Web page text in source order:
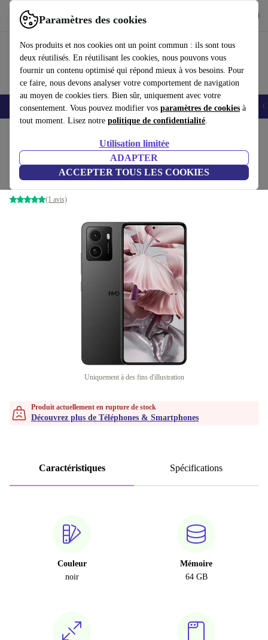
Paramètres des cookies
Nos produits et nos cookies ont un point commun : ils sont tous
deux réutilisés. En réutilisant les cookies, nous pouvons vous
fournir un contenu optimisé qui répond mieux à vos besoins. Pour
ce faire, nous devons analyser votre comportement de navigation
au moyen de cookies tiers. Bien sûr, uniquement avec votre
consentement. Vous pouvez modifier vos paramètres de cookies à
tout moment. Lisez notre politique de confidentialité.
Utilisation limitée
ADAPTER
ACCEPTER TOUS LES COOKIES
Utilisez refurbed rapidement et facilement
Smartphones Laptops Tablettes Montres connectées Accessoires
HMD Pulse
4 GB | 64 GB | Dual-SIM | Meteor Black
(1 avis)
Uniquement à des fins d'illustration
Produit actuellement en rupture de stock
Découvrez plus de Téléphones & Smartphones
Caractéristiques Spécifications
Couleur
noir
Mémoire
64 GB